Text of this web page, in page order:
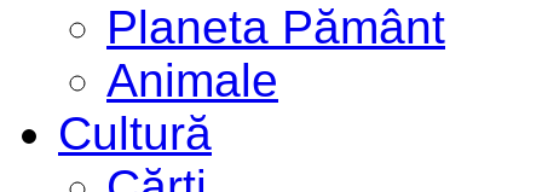
Planeta Pământ
Animale
Cultură